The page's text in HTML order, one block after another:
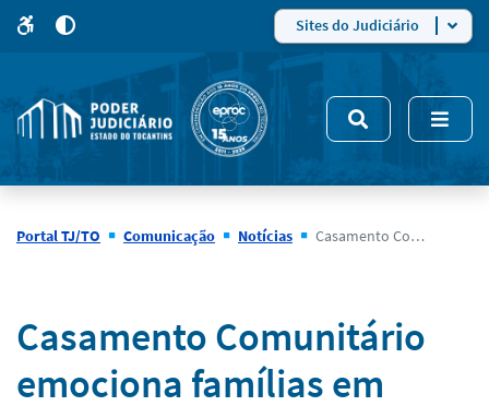
site
5
modo
de
alto
Sites do Judiciário
Portal TJ/TO Comunicação Notícias Casamento Comunitário emociona famílias em Ponte Alta e oficializa união de 34 casais
Notícias
Casamento Comunitário
emociona famílias em